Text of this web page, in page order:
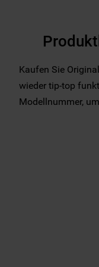
Kaufen Sie
wieder tip-top
Modellnummer,